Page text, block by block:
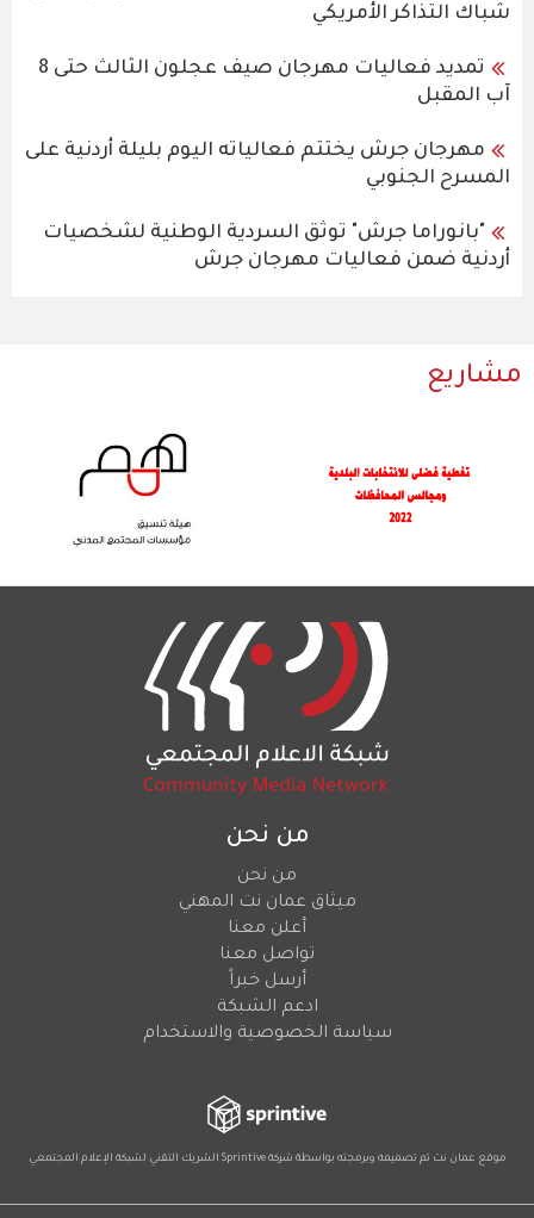
شباك التذاكر الأمريكي
تمديد فعاليات مهرجان صيف عجلون الثالث حتى 8
آب المقبل
مهرجان جرش يختتم فعالياته اليوم بليلة أردنية على
المسرح الجنوبي
"بانوراما جرش" توثق السردية الوطنية لشخصيات
أردنية ضمن فعاليات مهرجان جرش
مشاريع
من نحن
من نحن
ميثاق عمان نت المهني
أعلن معنا
تواصل معنا
أرسل خبراً
ادعم الشبكة
سياسة الخصوصية والاستخدام
موقع عمان نت تم تصميمه وبرمجته بواسطة شركةSprintive الشريك التقني لشبكة الإعلام المجتمعي